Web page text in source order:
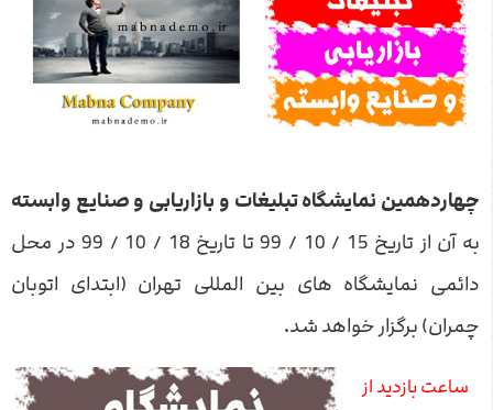
چهاردهمین نمایشگاه تبلیغات و بازاریابی و صنایع وابسته
به آن از تاریخ 15 / 10 / 99 تا تاریخ 18 / 10 / 99 در محل
دائمی نمایشگاه های بین المللی تهران (ابتدای اتوبان
چمران) برگزار خواهد شد.
ساعت بازدید از